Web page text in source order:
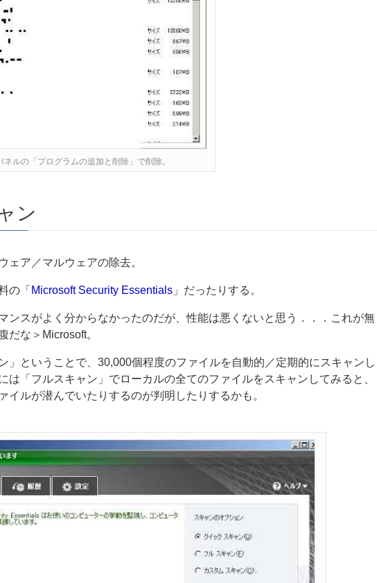
ルの「プログラムの追加と削除」で削除。
ン
ェア／マルウェアの除去。
の「 Microsoft Security Essentials 」だったりする。
ンスがよく分からなかったのだが、性能は悪くないと思う．．．これが無
だな＞Microsoft。
」ということで、30,000個程度のファイルを自動的／定期的にスキャンし
は「フルスキャン」でローカルの全てのファイルをスキャンしてみると、
イルが潜んでいたりするのが判明したりするかも。